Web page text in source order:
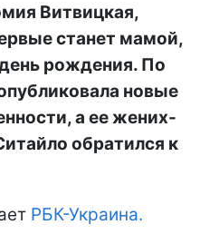
Витвицкая,
станет мамой,
рождения. По
новые
а ее жених-
обратился к
РБК-Украина.